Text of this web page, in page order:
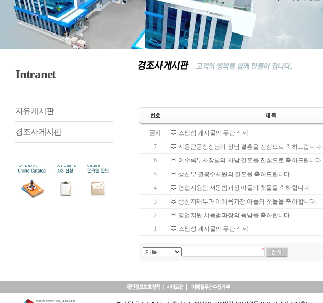
Intranet
자유게시판
경조사게시판 공지 스팸성 게시물의 무단 삭제
7
지용근공장장님의 장남 결혼을 진심으로 축하드립니다.
6
이수록부사장님의 차남 결혼을 진심으로 축하드립니다.
5
생산부 권봉수사원의 결혼을 축하드립니다.
4
영업지원팀 서동범과장 아들의 첫돌을 축하합니다.
3
생산자재부과 이혜옥과장 아들의 첫돌을 축하합니다.
2
영업지원 서동범과장의 득남을 축하합니다.
1
스팸성 게시물의 무단 삭제